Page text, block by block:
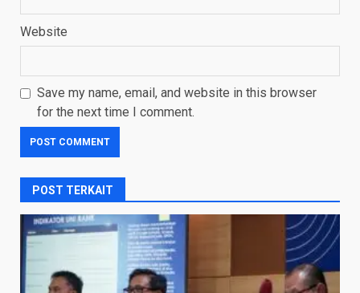
Website
Save my name, email, and website in this browser
for the next time I comment.
POST TERKAIT